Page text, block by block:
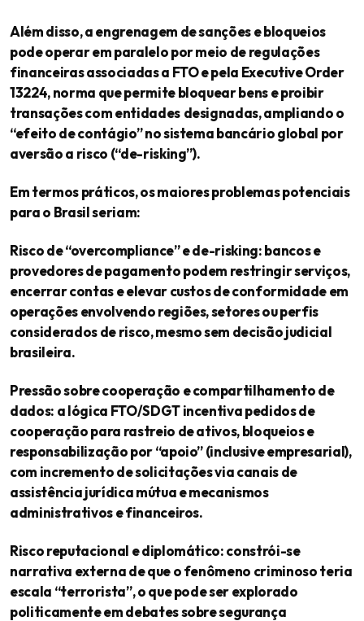
Além disso, a engrenagem de sanções e bloqueios
pode operar em paralelo por meio de regulações
financeiras associadas a FTO e pela Executive Order
13224, norma que permite bloquear bens e proibir
transações com entidades designadas, ampliando o
“efeito de contágio” no sistema bancário global por
aversão a risco (“de-risking”).
Em termos práticos, os maiores problemas potenciais
para o Brasil seriam:
Risco de “overcompliance” e de-risking: bancos e
provedores de pagamento podem restringir serviços,
encerrar contas e elevar custos de conformidade em
operações envolvendo regiões, setores ou perfis
considerados de risco, mesmo sem decisão judicial
brasileira.
Pressão sobre cooperação e compartilhamento de
dados: a lógica FTO/SDGT incentiva pedidos de
cooperação para rastreio de ativos, bloqueios e
responsabilização por “apoio” (inclusive empresarial),
com incremento de solicitações via canais de
assistência jurídica mútua e mecanismos
administrativos e financeiros.
Risco reputacional e diplomático: constrói-se
narrativa externa de que o fenômeno criminoso teria
escala “terrorista”, o que pode ser explorado
politicamente em debates sobre segurança